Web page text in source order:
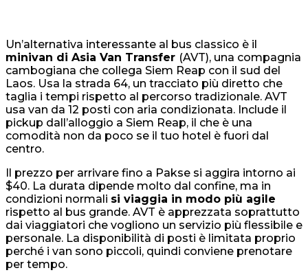
Un’alternativa interessante al bus classico è il
minivan di Asia Van Transfer (AVT), una compagnia
cambogiana che collega Siem Reap con il sud del
Laos. Usa la strada 64, un tracciato più diretto che
taglia i tempi rispetto al percorso tradizionale. AVT
usa van da 12 posti con aria condizionata. Include il
pickup dall’alloggio a Siem Reap, il che è una
comodità non da poco se il tuo hotel è fuori dal
centro.
Il prezzo per arrivare fino a Pakse si aggira intorno ai
$40. La durata dipende molto dal confine, ma in
condizioni normali si viaggia in modo più agile
rispetto al bus grande. AVT è apprezzata soprattutto
dai viaggiatori che vogliono un servizio più flessibile e
personale. La disponibilità di posti è limitata proprio
perché i van sono piccoli, quindi conviene prenotare
per tempo.